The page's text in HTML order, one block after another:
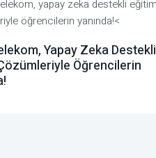
Yapay Zeka Destekli
Öğrencilerin